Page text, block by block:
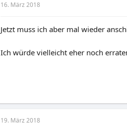
16. März 2018
Jetzt muss ich aber mal wieder
Ich würde vielleicht eher noch
19. März 2018